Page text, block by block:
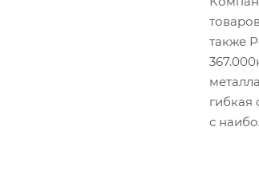
также
гибкая
с